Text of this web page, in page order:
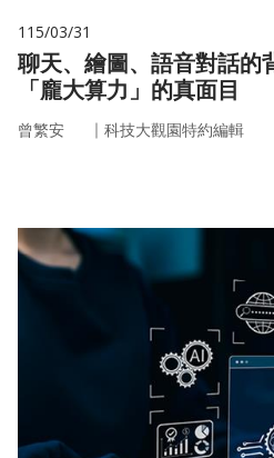
115/03/31
聊天、繪圖、語音對話的
「龐大算力」的真面目
曾繁安 ｜ 科技大觀園特約編輯